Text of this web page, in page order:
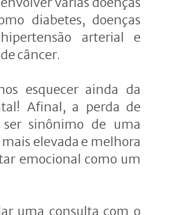
diabetes, doenças
arterial e
câncer.
esquecer ainda da
Afinal, a perda de
ser sinônimo de uma
elevada e melhora
emocional como um
uma consulta com o